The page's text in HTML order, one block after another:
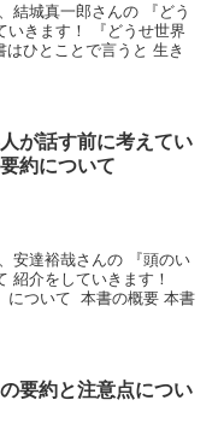
結城真一郎さんの 『どう
いきます！ 『どうせ世界
ひとことで言うと 生き
人が話す前に考えてい
約について
安達裕哉さんの 『頭のい
紹介をしていきます！
について 本書の概要 本書
の要約と注意点につい